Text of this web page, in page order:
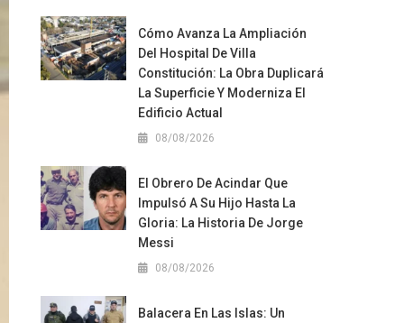
Cómo Avanza La Ampliación
Del Hospital De Villa
Constitución: La Obra Duplicará
La Superficie Y Moderniza El
Edificio Actual
08/08/2026
El Obrero De Acindar Que
Impulsó A Su Hijo Hasta La
Gloria: La Historia De Jorge
Messi
08/08/2026
Balacera En Las Islas: Un